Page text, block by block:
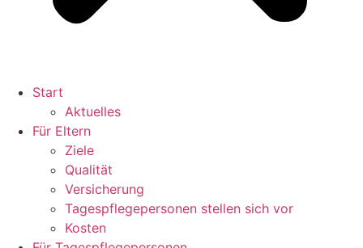
Start
Aktuelles
Für Eltern
Ziele
Qualität
Versicherung
Tagespflegepersonen stellen sich vor
Kosten